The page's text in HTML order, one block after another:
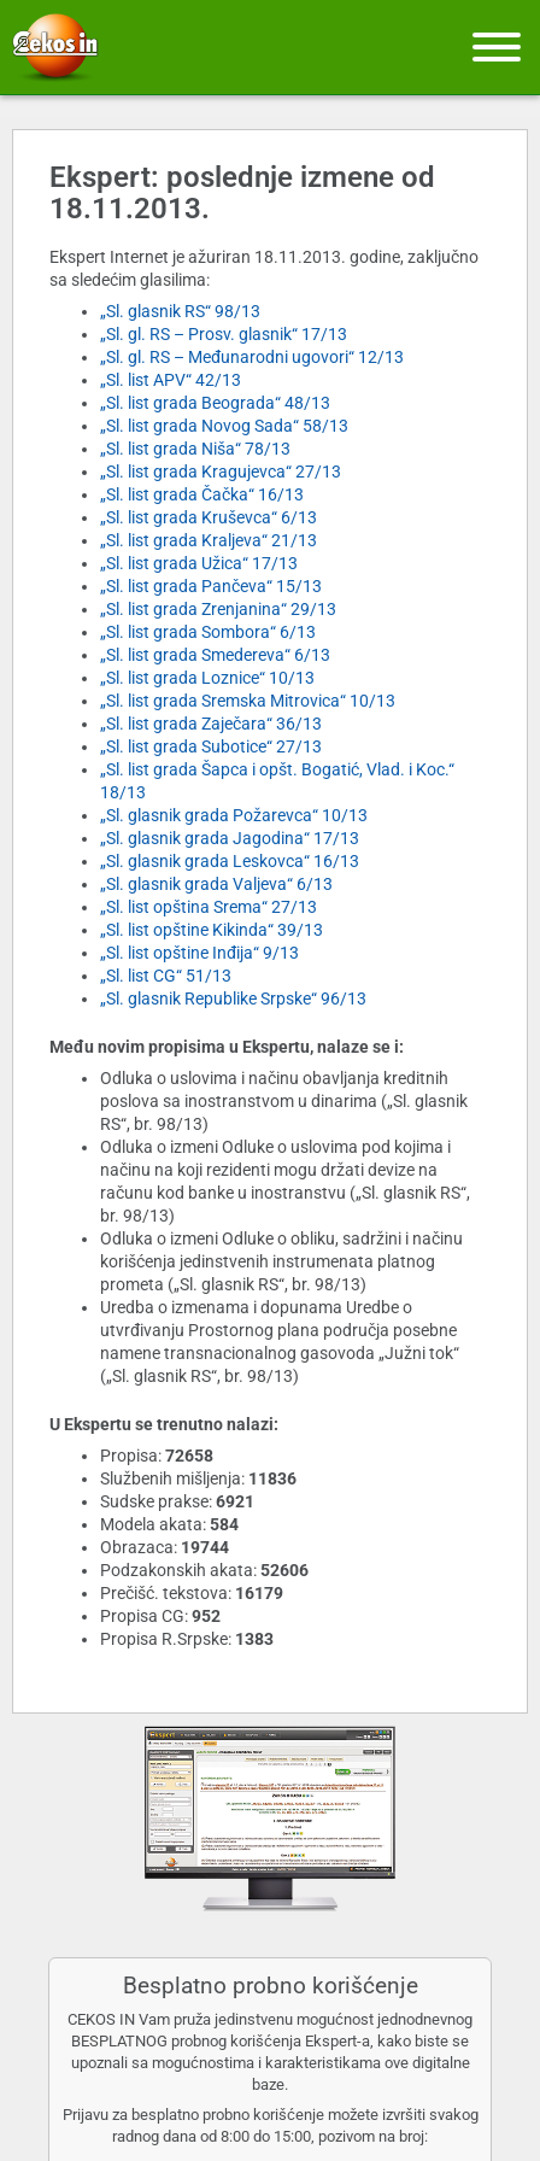
Ekspert: poslednje izmene od
18.11.2013.
Ekspert Internet je ažuriran 18.11.2013. godine, zaključno
sa sledećim glasilima:
„Sl. glasnik RS“ 98/13
„Sl. gl. RS – Prosv. glasnik“ 17/13
„Sl. gl. RS – Međunarodni ugovori“ 12/13
„Sl. list APV“ 42/13
„Sl. list grada Beograda“ 48/13
„Sl. list grada Novog Sada“ 58/13
„Sl. list grada Niša“ 78/13
„Sl. list grada Kragujevca“ 27/13
„Sl. list grada Čačka“ 16/13
„Sl. list grada Kruševca“ 6/13
„Sl. list grada Kraljeva“ 21/13
„Sl. list grada Užica“ 17/13
„Sl. list grada Pančeva“ 15/13
„Sl. list grada Zrenjanina“ 29/13
„Sl. list grada Sombora“ 6/13
„Sl. list grada Smedereva“ 6/13
„Sl. list grada Loznice“ 10/13
„Sl. list grada Sremska Mitrovica“ 10/13
„Sl. list grada Zaječara“ 36/13
„Sl. list grada Subotice“ 27/13
„Sl. list grada Šapca i opšt. Bogatić, Vlad. i Koc.“
18/13
„Sl. glasnik grada Požarevca“ 10/13
„Sl. glasnik grada Jagodina“ 17/13
„Sl. glasnik grada Leskovca“ 16/13
„Sl. glasnik grada Valjeva“ 6/13
„Sl. list opština Srema“ 27/13
„Sl. list opštine Kikinda“ 39/13
„Sl. list opštine Inđija“ 9/13
„Sl. list CG“ 51/13
„Sl. glasnik Republike Srpske“ 96/13
Među novim propisima u Ekspertu, nalaze se i:
Odluka o uslovima i načinu obavljanja kreditnih
poslova sa inostranstvom u dinarima („Sl. glasnik
RS“, br. 98/13)
Odluka o izmeni Odluke o uslovima pod kojima i
načinu na koji rezidenti mogu držati devize na
računu kod banke u inostranstvu („Sl. glasnik RS“,
br. 98/13)
Odluka o izmeni Odluke o obliku, sadržini i načinu
korišćenja jedinstvenih instrumenata platnog
prometa („Sl. glasnik RS“, br. 98/13)
Uredba o izmenama i dopunama Uredbe o
utvrđivanju Prostornog plana područja posebne
namene transnacionalnog gasovoda „Južni tok“
(„Sl. glasnik RS“, br. 98/13)
U Ekspertu se trenutno nalazi:
Propisa:72658
Službenih mišljenja: 11836
Sudske prakse:6921
Modela akata:584
Obrazaca: 19744
Podzakonskih akata:52606
Prečišć. tekstova: 16179
Propisa CG:952
Propisa R.Srpske: 1383
Besplatno probno korišćenje
CEKOS IN Vam pruža jedinstvenu mogućnost jednodnevnog
BESPLATNOG probnog korišćenja Ekspert-a, kako biste se
upoznali sa mogućnostima i karakteristikama ove digitalne
baze.
Prijavu za besplatno probno korišćenje možete izvršiti svakog
radnog dana od 8:00 do 15:00, pozivom na broj: